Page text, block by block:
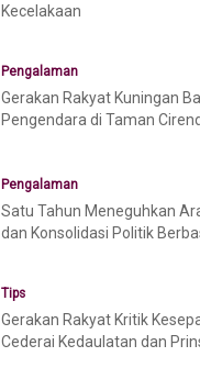
Kecelakaan
Pengalaman
Gerakan Rakyat Kuningan
Pengendara di Taman
Pengalaman
Satu Tahun Meneguhkan
dan Konsolidasi Politik
Tips
Gerakan Rakyat Kritik
Cederai Kedaulatan dan